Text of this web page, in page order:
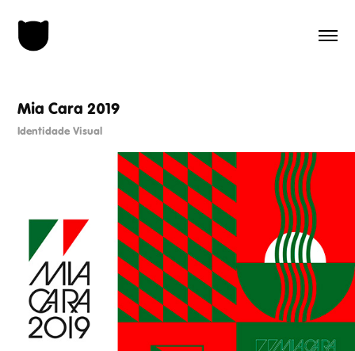
Mia Cara 2019
Identidade Visual